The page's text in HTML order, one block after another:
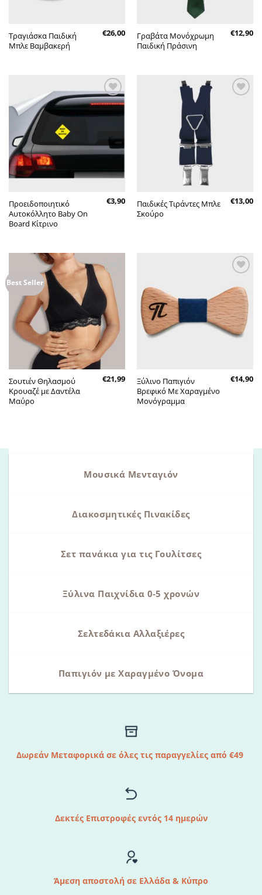
Τραγιάσκα Παιδική
Μπλε Βαμβακερή
€26,00
Γραβάτα Μονόχρωμη
Παιδική Πράσινη
€12,90
Πρόσθήκη
Προειδοποιητικό
Αυτοκόλλητο Baby On
Board Κίτρινο
€3,90
επιθυμητών
Παιδικές Τιράντες Μπλε
Σκούρο
€13,00
Best Seller
Πρόσθήκη
στην λίστα
επιθυμητών
Σουτιέν Θηλασμού
Κρουαζέ με Δαντέλα
Μαύρο
€21,99
στην λίστα
επιθυμητών
Ξύλινο Παπιγιόν
Βρεφικό Με Χαραγμένο
Μονόγραμμα
€14,90
Μουσικά Μενταγιόν
Διακοσμητικές Πινακίδες
Σετ πανάκια για τις Γουλίτσες
Ξύλινα Παιχνίδια 0-5 χρονών
Σελτεδάκια Αλλαξιέρες
Παπιγιόν με Χαραγμένο Όνομα
Δωρεάν Μεταφορικά σε όλες τις παραγγελίες από €49
Δεκτές Επιστροφές εντός 14 ημερών
Άμεση αποστολή σε Ελλάδα & Κύπρο